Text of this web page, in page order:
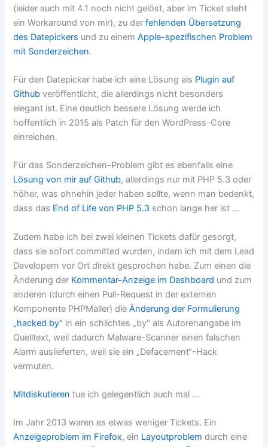
(leider auch mit 4.1 noch nicht gelöst, aber im Ticket steht
ein Workaround von mir), zu derfehlenden Übersetzung
des Datepickers und zu einemApple-spezifischen Problem
mit Sonderzeichen.
Für den Datepicker habe ich eine Lösung als Plugin auf
Github veröffentlicht, die allerdings nicht besonders
elegant ist. Eine deutlich bessere Lösung werde ich
hoffentlich in 2015 als Patch für den WordPress-Core
einreichen.
Für das Sonderzeichen-Problem gibt es ebenfalls eine
Lösung von mir auf Github, allerdings nur mit PHP 5.3 oder
höher, was ohnehin jeder haben sollte, wenn man bedenkt,
dass das End of Life von PHP 5.3 schon lange her ist …
Zudem habe ich bei zwei kleinen Tickets dafür gesorgt,
dass sie sofort committed wurden, indem ich mit dem Lead
Developern vor Ort direkt gesprochen habe. Zum einen die
Änderung der Kommentar-Anzeige im Dashboard und zum
anderen (durch einen Pull-Request in der externen
Komponente PHPMailer) dieÄnderung der Formulierung
„hacked by“ in ein schlichtes „by“ als Autorenangabe im
Quelltext, weil dadurch Malware-Scanner einen falschen
Alarm auslieferten, weil sie ein „Defacement“-Hack
vermuten.
Mitdiskutieren tue ich gelegentlich auch mal …
Im Jahr 2013 waren es etwas weniger Tickets. Ein
Anzeigeproblem im Firefox, ein Layoutproblem durch eine